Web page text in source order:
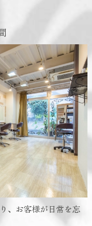
、お客様が日常を忘